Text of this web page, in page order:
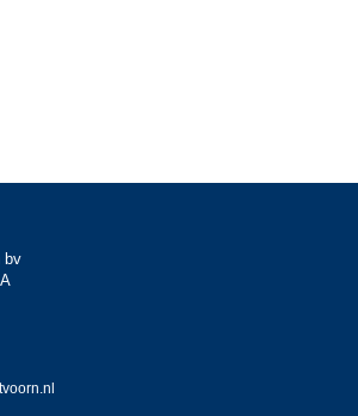
bv